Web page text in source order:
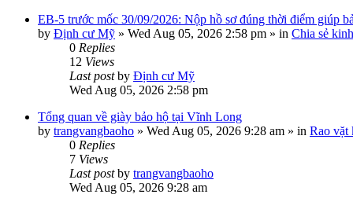
EB-5 trước mốc 30/09/2026: Nộp hồ sơ đúng thời điểm giúp
by Định cư Mỹ » Wed Aug 05, 2026 2:58 pm » in Chia sẻ
0 Replies
12 Views
Last postby Định cư Mỹ
Wed Aug 05, 2026 2:58 pm
Tổng quan về giày bảo hộ tại Vĩnh Long
by trangvangbaoho » Wed Aug 05, 2026 9:28 am » in Rao vặt
0 Replies
7 Views
Last postby trangvangbaoho
Wed Aug 05, 2026 9:28 am